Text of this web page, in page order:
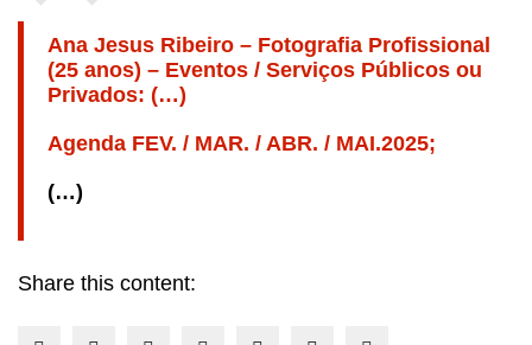
Ana Jesus Ribeiro – Fotografia Profissional
(25 anos) – Eventos / Serviços Públicos ou
Privados: (…)
Agenda FEV. / MAR. / ABR. / MAI.2025;
(…)
Share this content: